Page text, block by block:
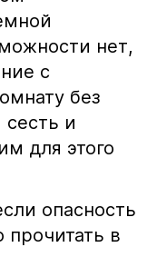
нет,
с
без
и
для этого
опасность
прочитать в